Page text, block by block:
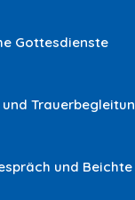
Gottesdienste
und Beichte